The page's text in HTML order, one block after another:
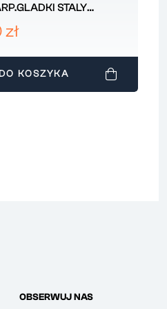
STALY
KOSZYKA
OBSERWUJ NAS